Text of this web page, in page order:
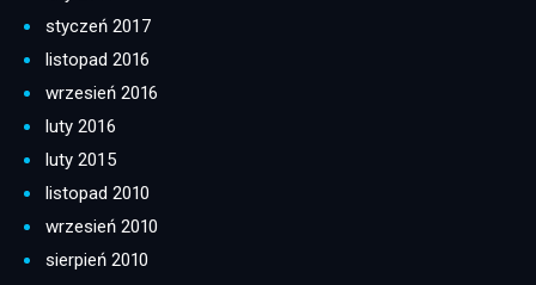
styczeń 2017
listopad 2016
wrzesień 2016
luty 2016
luty 2015
listopad 2010
wrzesień 2010
sierpień 2010